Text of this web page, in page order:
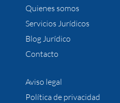
Quienes somos
Servicios Jurídicos
Blog Jurídico
Contacto
Aviso legal
Política de privacidad